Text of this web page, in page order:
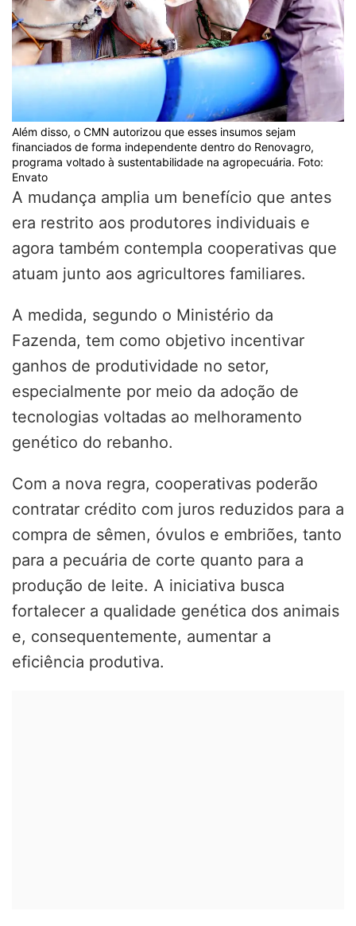
Além disso, o CMN autorizou que esses insumos sejam
financiados de forma independente dentro do Renovagro,
programa voltado à sustentabilidade na agropecuária. Foto:
Envato
A mudança amplia um benefício que antes
era restrito aos produtores individuais e
agora também contempla cooperativas que
atuam junto aos agricultores familiares.
A medida, segundo o Ministério da
Fazenda, tem como objetivo incentivar
ganhos de produtividade no setor,
especialmente por meio da adoção de
tecnologias voltadas ao melhoramento
genético do rebanho.
Com a nova regra, cooperativas poderão
contratar crédito com juros reduzidos para a
compra de sêmen, óvulos e embriões, tanto
para a pecuária de corte quanto para a
produção de leite. A iniciativa busca
fortalecer a qualidade genética dos animais
e, consequentemente, aumentar a
eficiência produtiva.